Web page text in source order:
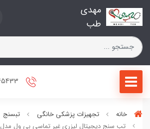
مهدی
طب
خانه تجهیزات پزشکی خانگی
تبسنج
تب سنج دیجیتال لیزری غیر تماسی بی ول مدل MED3000